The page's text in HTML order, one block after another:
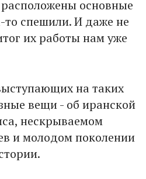
основные
спешили. И даже не
их работы нам уже
на таких
вещи - об иранской
нескрываемом
и молодом поколении